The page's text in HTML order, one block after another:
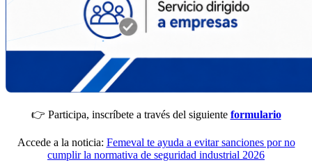
👉 Participa, inscríbete a través del siguiente formulario
Accede a la noticia: Femeval te ayuda a evitar sanciones por no
cumplir la normativa de seguridad industrial 2026